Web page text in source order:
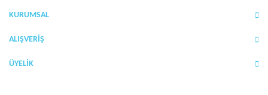
Ürün fiyatı diğer sitelerden daha pahalı.
KURUMSAL
ALIŞVERİŞ
ÜYELİK